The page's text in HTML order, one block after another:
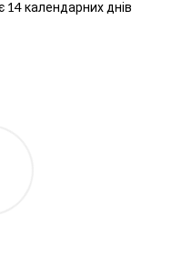
14 календарних днів